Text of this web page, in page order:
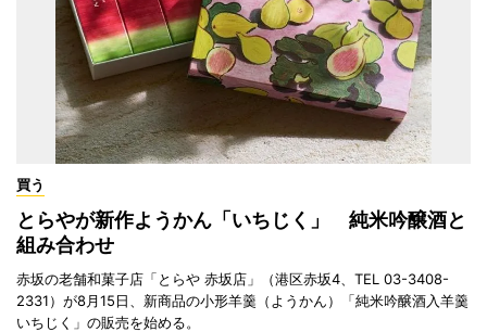
買う
とらやが新作ようかん「いちじく」 純米吟醸酒と
組み合わせ
赤坂の老舗和菓子店「とらや 赤坂店」（港区赤坂4、TEL 03-3408-
2331）が8月15日、新商品の小形羊羹（ようかん）「純米吟醸酒入羊羹
いちじく」の販売を始める。